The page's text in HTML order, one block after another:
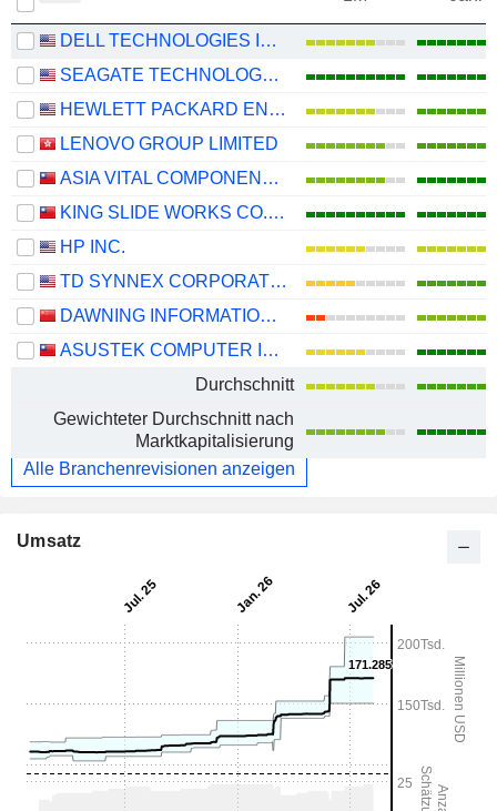
DELL TECHNOLOGIES INC.
SEAGATE TECHNOLOGY HOLDINGS PLC
HEWLETT PACKARD ENTERPRISE COMPANY
LENOVO GROUP LIMITED
ASIA VITAL COMPONENTS CO., LTD.
KING SLIDE WORKS CO., LTD.
HP INC.
TD SYNNEX CORPORATION
DAWNING INFORMATION INDUSTRY CO., LTD.
ASUSTEK COMPUTER INC.
Durchschnitt
Gewichteter Durchschnitt nach
Marktkapitalisierung
Alle Branchenrevisionen anzeigen
Umsatz